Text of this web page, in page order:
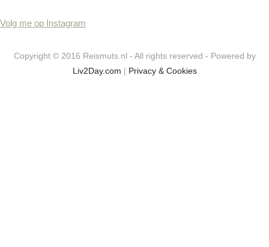
Volg me op Instagram
Copyright © 2016 Reismuts.nl - All rights reserved - Powered by
Liv2Day.com | Privacy & Cookies